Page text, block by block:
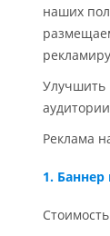
наших
Улучшить
Реклама
1. Баннер